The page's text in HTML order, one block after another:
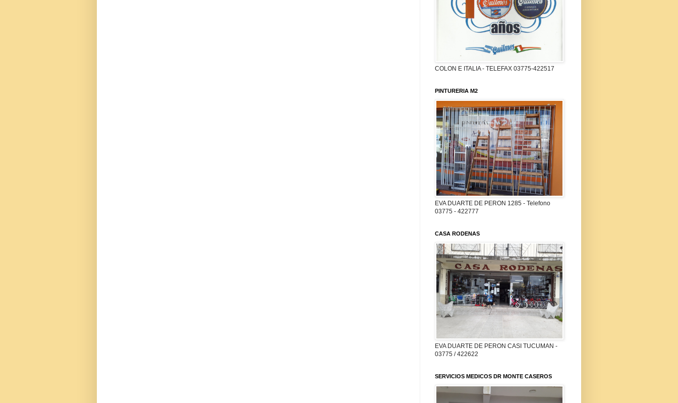
COLON E ITALIA - TELEFAX 03775-422517
PINTURERIA M2
EVA DUARTE DE PERON 1285 - Telefono
03775 - 422777
CASA RODENAS
EVA DUARTE DE PERON CASI TUCUMAN -
03775 / 422622
SERVICIOS MEDICOS DR MONTE CASEROS